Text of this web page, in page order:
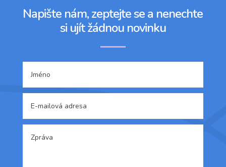
Napište nám, zeptejte se a nenechte
si ujít žádnou novinku